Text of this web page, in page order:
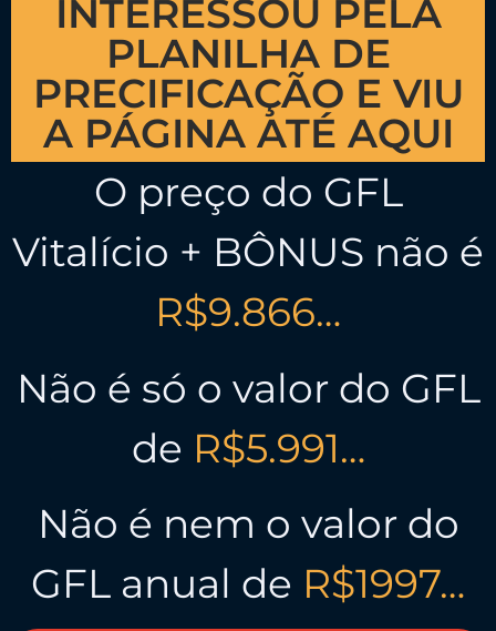
INTERESSOU PELA
PLANILHA DE
PRECIFICAÇÃO E VIU
A PÁGINA ATÉ AQUI
O preço do GFL
Vitalício + BÔNUS não é
R$9.866…
Não é só o valor do GFL
de R$5.991…
Não é nem o valor do
GFL anual de R$1997…